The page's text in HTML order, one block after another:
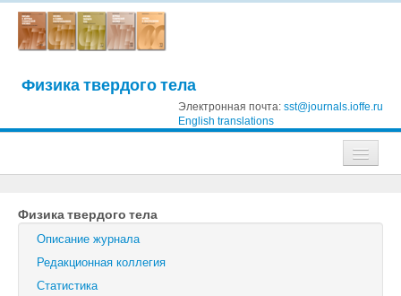
Физика твердого тела
Электронная почта: sst@journals.ioffe.ru
English translations
Журнал технической физики
Письма в Журнал технической физики
Физика твердого тела
Физика твердого тела
Описание журнала
Редакционная коллегия
Статистика